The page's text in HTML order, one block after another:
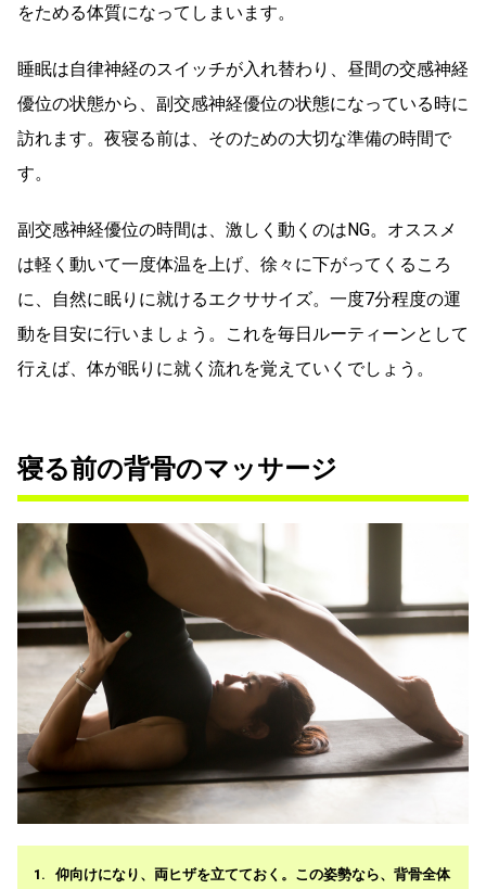
をためる体質になってしまいます。
睡眠は自律神経のスイッチが入れ替わり、昼間の交感神経
優位の状態から、副交感神経優位の状態になっている時に
訪れます。夜寝る前は、そのための大切な準備の時間で
す。
副交感神経優位の時間は、激しく動くのはNG。オススメ
は軽く動いて一度体温を上げ、徐々に下がってくるころ
に、自然に眠りに就けるエクササイズ。一度7分程度の運
動を目安に行いましょう。これを毎日ルーティーンとして
行えば、体が眠りに就く流れを覚えていくでしょう。
寝る前の背骨のマッサージ
仰向けになり、両ヒザを立てておく。この姿勢なら、背骨全体